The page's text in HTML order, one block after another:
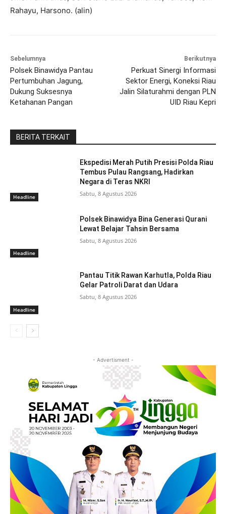
Rahayu, Harsono. (alin)
Sebelumnya
Polsek Binawidya Pantau
Pertumbuhan Jagung,
Dukung Suksesnya
Ketahanan Pangan
Berikutnya
Perkuat Sinergi Informasi
Sektor Energi, Koneksi Riau
Jalin Silaturahmi dengan PLN
UID Riau Kepri
BERITA TERKAIT
Headline
Ekspedisi Merah Putih Presisi Polda Riau
Tembus Pulau Rangsang, Hadirkan
Negara di Teras NKRI
Sabtu, 8 Agustus 2026
Headline
Polsek Binawidya Bina Generasi Qurani
Lewat Belajar Tahsin Bersama
Sabtu, 8 Agustus 2026
Headline
Pantau Titik Rawan Karhutla, Polda Riau
Gelar Patroli Darat dan Udara
Sabtu, 8 Agustus 2026
- Advertisment -